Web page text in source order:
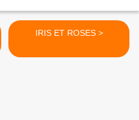
IRIS ET ROSES >